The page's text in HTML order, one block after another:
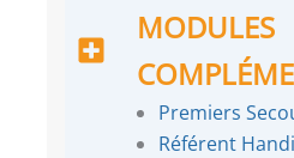
MODULES
Premiers
Référent